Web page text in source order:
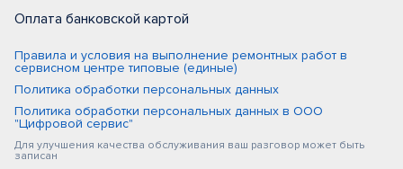
Оплата банковской картой
Правила и условия на выполнение ремонтных работ в
сервисном центре типовые (единые)
Политика обработки персональных данных
Политика обработки персональных данных в ООО
"Цифровой сервис"
Для улучшения качества обслуживания ваш разговор может быть
записан